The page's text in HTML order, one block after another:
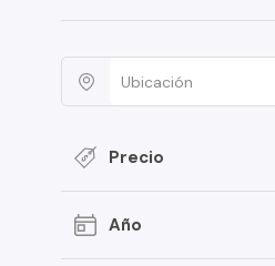
Precio
Año